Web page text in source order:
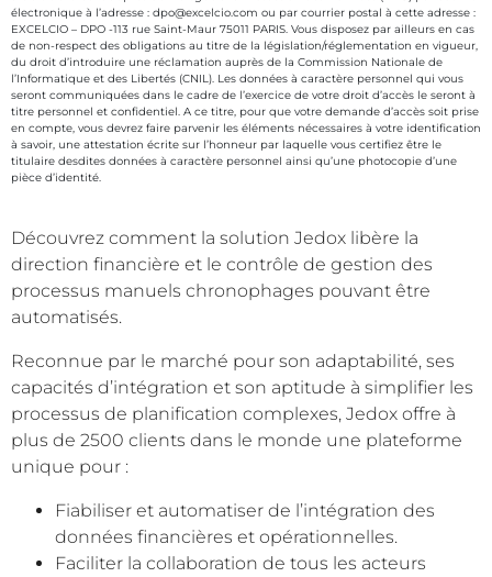
électronique à l’adresse : dpo@excelcio.com ou par courrier postal à cette adresse :
EXCELCIO – DPO -113 rue Saint-Maur 75011 PARIS. Vous disposez par ailleurs en cas
de non-respect des obligations au titre de la législation/réglementation en vigueur,
du droit d’introduire une réclamation auprès de la Commission Nationale de
l’Informatique et des Libertés (CNIL). Les données à caractère personnel qui vous
seront communiquées dans le cadre de l’exercice de votre droit d’accès le seront à
titre personnel et confidentiel. A ce titre, pour que votre demande d’accès soit prise
en compte, vous devrez faire parvenir les éléments nécessaires à votre identification
à savoir, une attestation écrite sur l’honneur par laquelle vous certifiez être le
titulaire desdites données à caractère personnel ainsi qu’une photocopie d’une
pièce d’identité.
Découvrez comment la solution Jedox libère la
direction financière et le contrôle de gestion des
processus manuels chronophages pouvant être
automatisés.
Reconnue par le marché pour son adaptabilité, ses
capacités d’intégration et son aptitude à simplifier les
processus de planification complexes, Jedox offre à
plus de 2500 clients dans le monde une plateforme
unique pour :
Fiabiliser et automatiser de l’intégration des
données financières et opérationnelles.
Faciliter la collaboration de tous les acteurs